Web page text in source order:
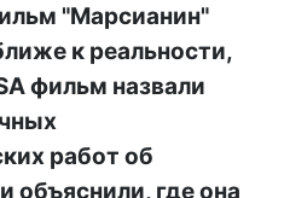
"Марсианин"
к реальности,
фильм назвали
работ об
объяснили, где она